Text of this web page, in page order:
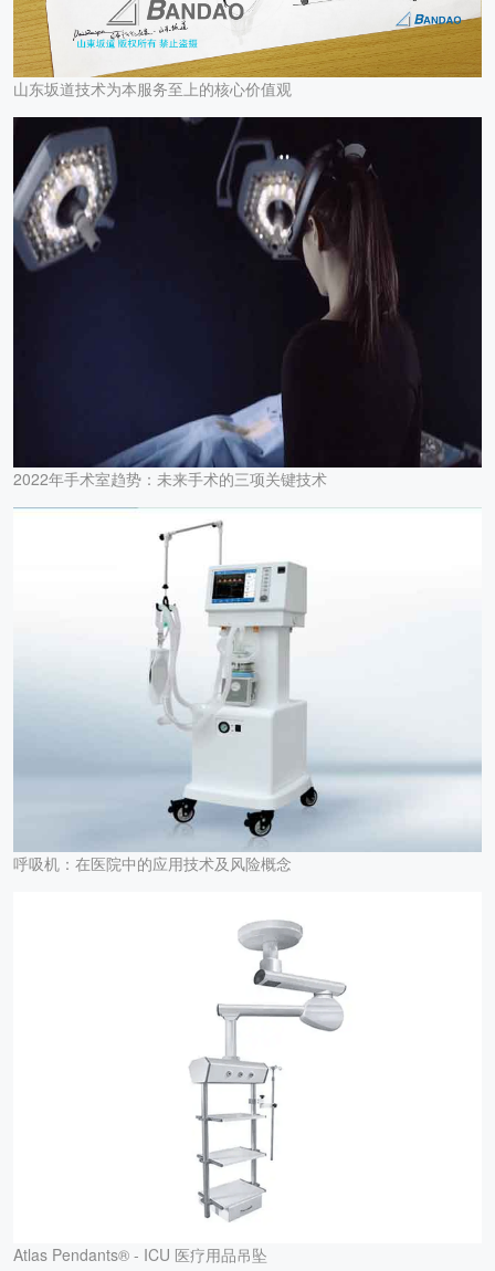
山东坂道技术为本服务至上的核心价值观
2022年手术室趋势：未来手术的三项关键技术
呼吸机：在医院中的应用技术及风险概念
Atlas Pendants® - ICU 医疗用品吊坠